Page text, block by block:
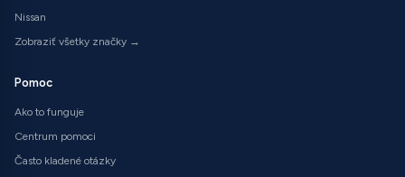
Nissan
Zobraziť všetky značky →
Pomoc
Ako to funguje
Centrum pomoci
Často kladené otázky